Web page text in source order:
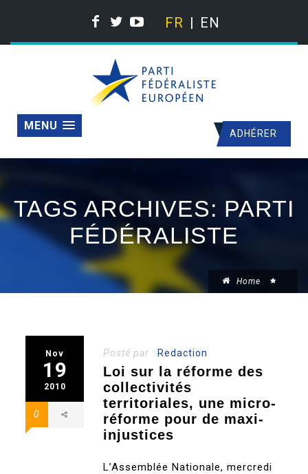
FR EN
ADHÉRER
MENU
TAGS ARCHIVES: PARTI
FÉDÉRALISTE
Home
Nov
19
2010
0
Posté par : Redaction
Loi sur la réforme des
collectivités
territoriales, une micro-
réforme pour de maxi-
injustices
L’Assemblée Nationale, mercredi